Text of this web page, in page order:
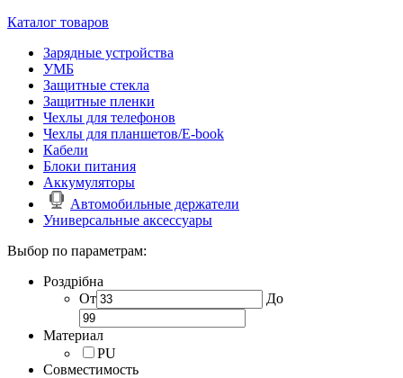
Каталог товаров
Зарядные устройства
УМБ
Защитные стекла
Защитные пленки
Чехлы для телефонов
Чехлы для планшетов/E-book
Кабели
Блоки питания
Аккумуляторы
Автомобильные держатели
Универсальные аксессуары
Выбор по параметрам:
Роздрібна
От
До
Материал
PU
Совместимость